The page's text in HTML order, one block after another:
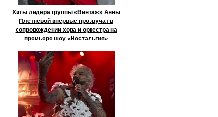
Хиты лидера группы «Винтаж» Анны
Плетневой впервые прозвучат в
сопровождении хора и оркестра на
премьере шоу «Ностальгия»